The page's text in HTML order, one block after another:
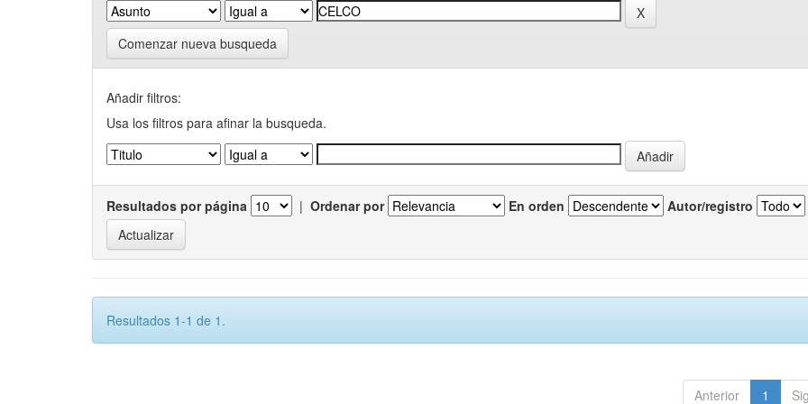
Comenzar nueva busqueda
Añadir filtros:
Usa los filtros para afinar la busqueda.
Resultados por página | Ordenar por En orden Autor/registro
Resultados 1-1 de 1.
Anterior 1